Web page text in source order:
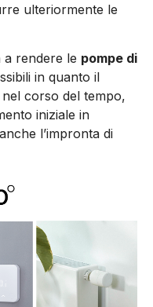
ulteriormente le
rendere le pompe di
in quanto il
corso del tempo,
iniziale in
l’impronta di